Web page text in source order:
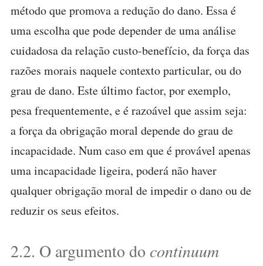
método que promova a redução do dano. Essa é
uma escolha que pode depender de uma análise
cuidadosa da relação custo-benefício, da força das
razões morais naquele contexto particular, ou do
grau de dano. Este último factor, por exemplo,
pesa frequentemente, e é razoável que assim seja:
a força da obrigação moral depende do grau de
incapacidade. Num caso em que é provável apenas
uma incapacidade ligeira, poderá não haver
qualquer obrigação moral de impedir o dano ou de
reduzir os seus efeitos.
2.2. O argumento do continuum